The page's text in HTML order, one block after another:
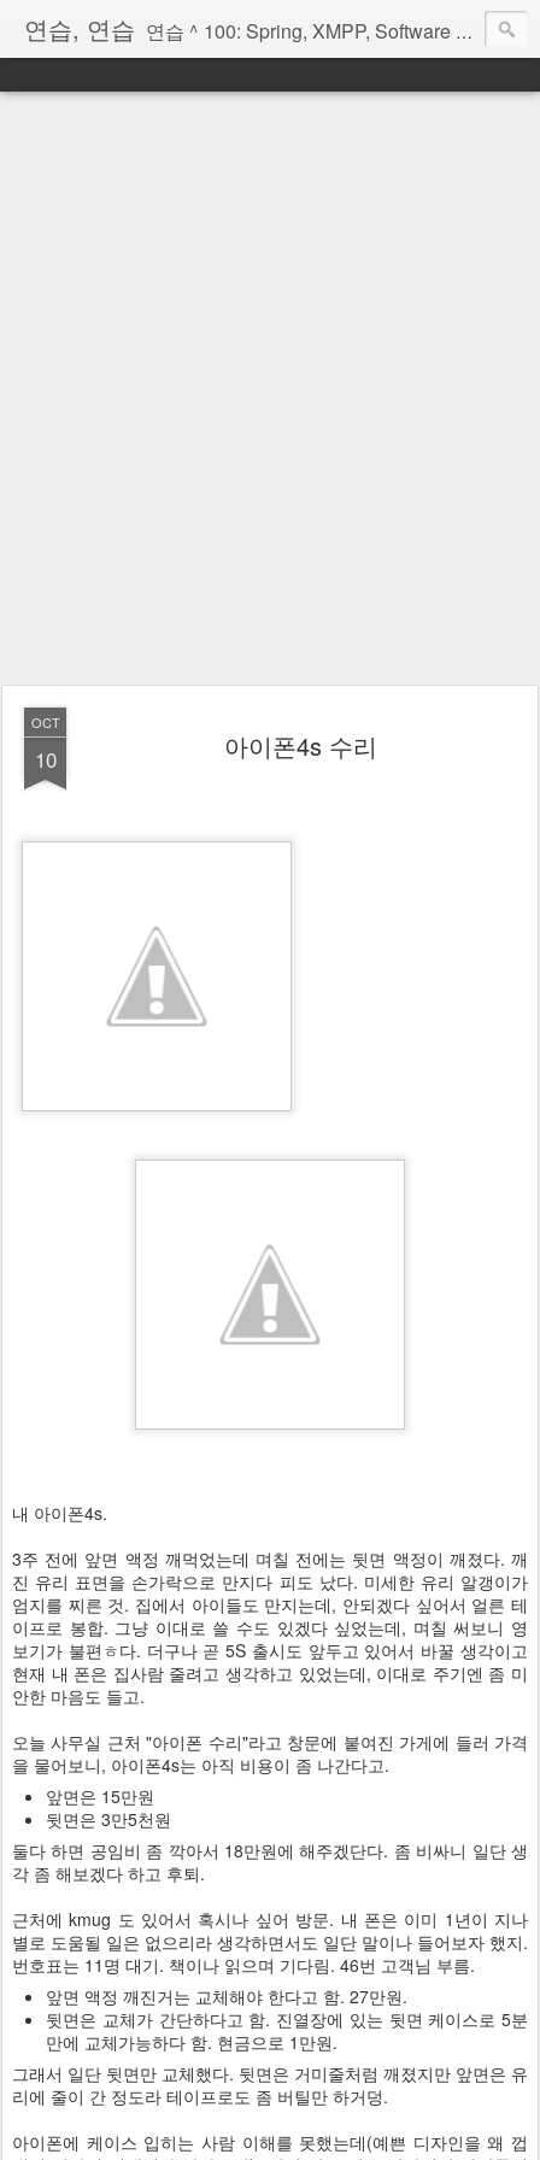
연습, 연습 연습 ^ 100: Spring, XMPP, Software Architecture, OSGi, Scala, Erlang
OCT
10 아이폰4s 수리
내 아이폰4s.
3주 전에 앞면 액정 깨먹었는데 며칠 전에는 뒷면 액정이 깨졌다. 깨
진 유리 표면을 손가락으로 만지다 피도 났다. 미세한 유리 알갱이가
엄지를 찌른 것. 집에서 아이들도 만지는데, 안되겠다 싶어서 얼른 테
이프로 봉합. 그냥 이대로 쓸 수도 있겠다 싶었는데, 며칠 써보니 영
보기가 불편ㅎ다. 더구나 곧 5S 출시도 앞두고 있어서 바꿀 생각이고
현재 내 폰은 집사람 줄려고 생각하고 있었는데, 이대로 주기엔 좀 미
안한 마음도 들고.
오늘 사무실 근처 "아이폰 수리"라고 창문에 붙여진 가게에 들러 가격
을 물어보니, 아이폰4s는 아직 비용이 좀 나간다고.
앞면은 15만원
뒷면은 3만5천원
둘다 하면 공임비 좀 깍아서 18만원에 해주겠단다. 좀 비싸니 일단 생
각 좀 해보겠다 하고 후퇴.
근처에 kmug 도 있어서 혹시나 싶어 방문. 내 폰은 이미 1년이 지나
별로 도움될 일은 없으리라 생각하면서도 일단 말이나 들어보자 했지.
번호표는 11명 대기. 책이나 읽으며 기다림. 46번 고객님 부름.
앞면 액정 깨진거는 교체해야 한다고 함. 27만원.
뒷면은 교체가 간단하다고 함. 진열장에 있는 뒷면 케이스로 5분
만에 교체가능하다 함. 현금으로 1만원.
그래서 일단 뒷면만 교체했다. 뒷면은 거미줄처럼 깨졌지만 앞면은 유
리에 줄이 간 정도라 테이프로도 좀 버틸만 하거덩.
아이폰에 케이스 입히는 사람 이해를 못했는데(예쁜 디자인을 왜 껍